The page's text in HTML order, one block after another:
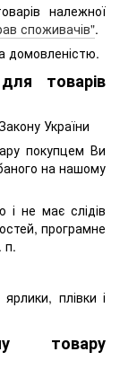
належної
споживачів".
домовленістю.
товарів
України
покупцем Ви
на нашому
і не має слідів
програмне
п.
плівки і
товару